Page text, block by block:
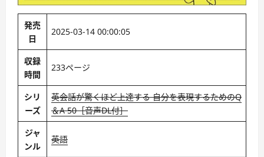
発売
日
2025-03-14 00:00:05
収録
時間
233ページ
シリ
ーズ
英会話が驚くほど上達する 自分を表現するためのQ
＆A 50［音声DL付］
ジャ
ンル
英語